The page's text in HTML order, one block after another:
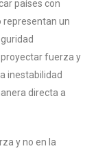
países con
un
fuerza y
inestabilidad
directa a
y no en la